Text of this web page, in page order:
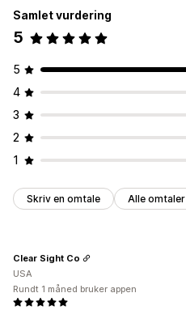
Samlet vurdering
5
5
4
3
2
1
Skriv en omtale Alle omtaler
Clear Sight Co
USA
Rundt 1 måned bruker appen